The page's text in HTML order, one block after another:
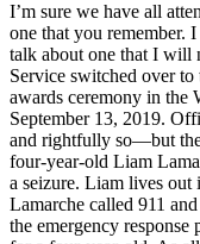
I’m sure we have all
one that you remember.
talk about one that I will
Service switched over to
awards ceremony in the
September 13, 2019.
and rightfully so—but
four-year-old Liam
a seizure. Liam lives
Lamarche called 911
the emergency